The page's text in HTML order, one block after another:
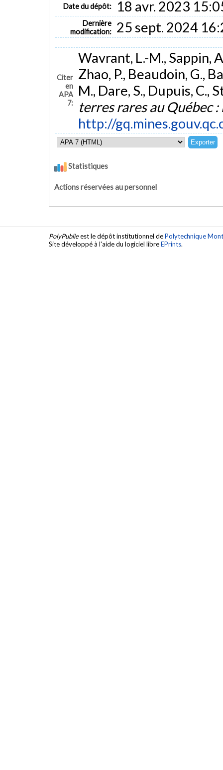
Date du dépôt: 18 avr. 2023
Dernière
modification:
25 sept. 2024
Citer
en
APA
7:
Wavrant, L.-M., Sappin,
Zhao, P., Beaudoin, G.,
M., Dare, S., Dupuis, C.,
terres rares au Québec
http://
Statistiques
Actions réservées au personnel
PolyPublieest le dépôt institutionnel dePolytechnique
Site développé à l'aide du logiciel libreEPrints.